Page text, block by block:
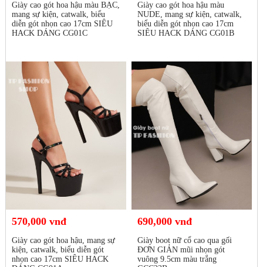
Giày cao gót hoa hậu màu BẠC,
mang sự kiện, catwalk, biểu
diễn gót nhọn cao 17cm SIÊU
HACK DÁNG CG01C
Giày cao gót hoa hậu màu
NUDE, mang sự kiện, catwalk,
biểu diễn gót nhọn cao 17cm
SIÊU HACK DÁNG CG01B
570,000 vnđ
Giày cao gót hoa hậu, mang sự
kiện, catwalk, biểu diễn gót
nhọn cao 17cm SIÊU HACK
690,000 vnđ
Giày boot nữ cổ cao qua gối
ĐƠN GIẢN mũi nhọn gót
vuông 9.5cm màu trắng